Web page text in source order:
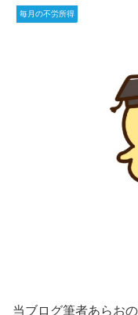
毎月の不労所得
当ブログ筆者あらお